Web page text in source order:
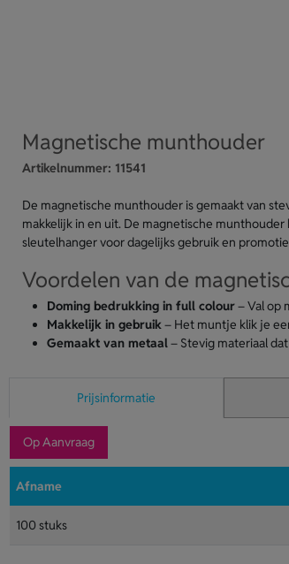
Magnetische munthouder
Artikelnummer: 11541
De magnetische munthouder is gemaakt van
makkelijk in en uit. De magnetische
sleutelhanger voor dagelijks gebruik en
Voordelen van de
Doming bedrukking in full colour– Val op
Makkelijk in gebruik– Het muntje klik je
Gemaakt van metaal– Stevig materiaal
Prijsinformatie
Op Aanvraag
Afname
100 stuks